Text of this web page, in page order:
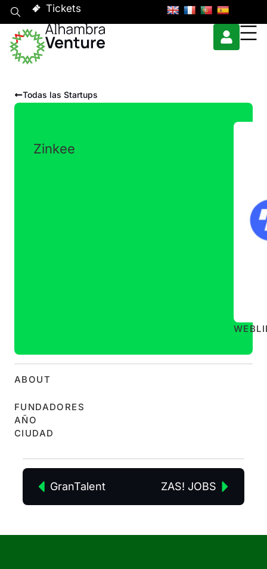
Tickets
Todas las Startups
Zinkee
WEB
ABOUT
FUNDADORES
AÑO
CIUDAD
GranTalent ZAS! JOBS